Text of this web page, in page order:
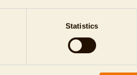
Statistics
KARMIENIA